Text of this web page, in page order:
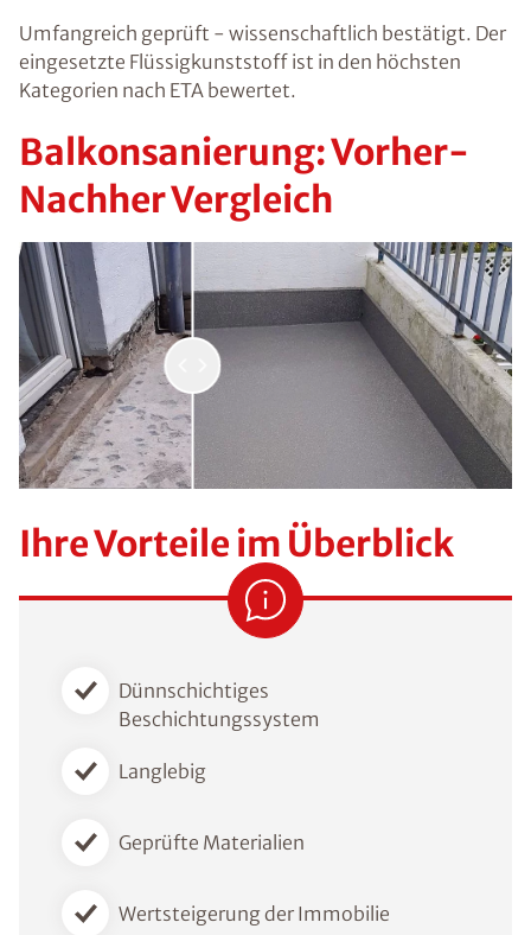
Umfangreich geprüft - wissenschaftlich bestätigt. Der
eingesetzte Flüssigkunststoff ist in den höchsten
Kategorien nach ETA bewertet.
Balkonsanierung: Vorher-
Nachher Vergleich
Ihre Vorteile im Überblick
Dünnschichtiges
Beschichtungssystem
Langlebig
Geprüfte Materialien
Wertsteigerung der Immobilie